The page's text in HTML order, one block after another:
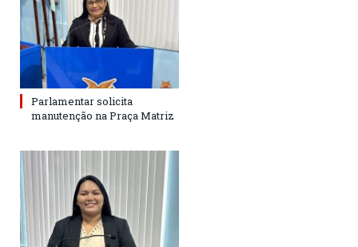
Parlamentar solicita
manutenção na Praça Matriz